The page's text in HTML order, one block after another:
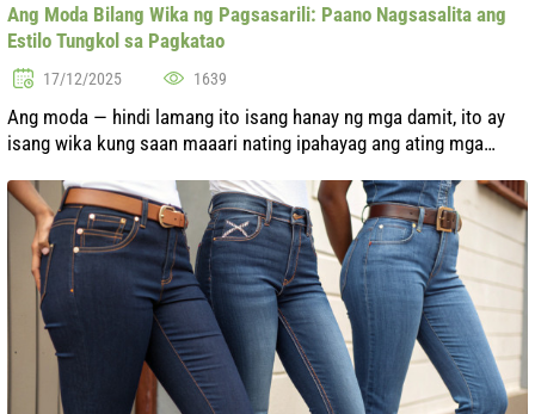
Ang Moda Bilang Wika ng Pagsasarili: Paano Nagsasalita ang
Estilo Tungkol sa Pagkatao
17/12/2025 1639
Ang moda — hindi lamang ito isang hanay ng mga damit, ito ay
isang wika kung saan maaari nating ipahayag ang ating mga
pagpili ng damit, ...